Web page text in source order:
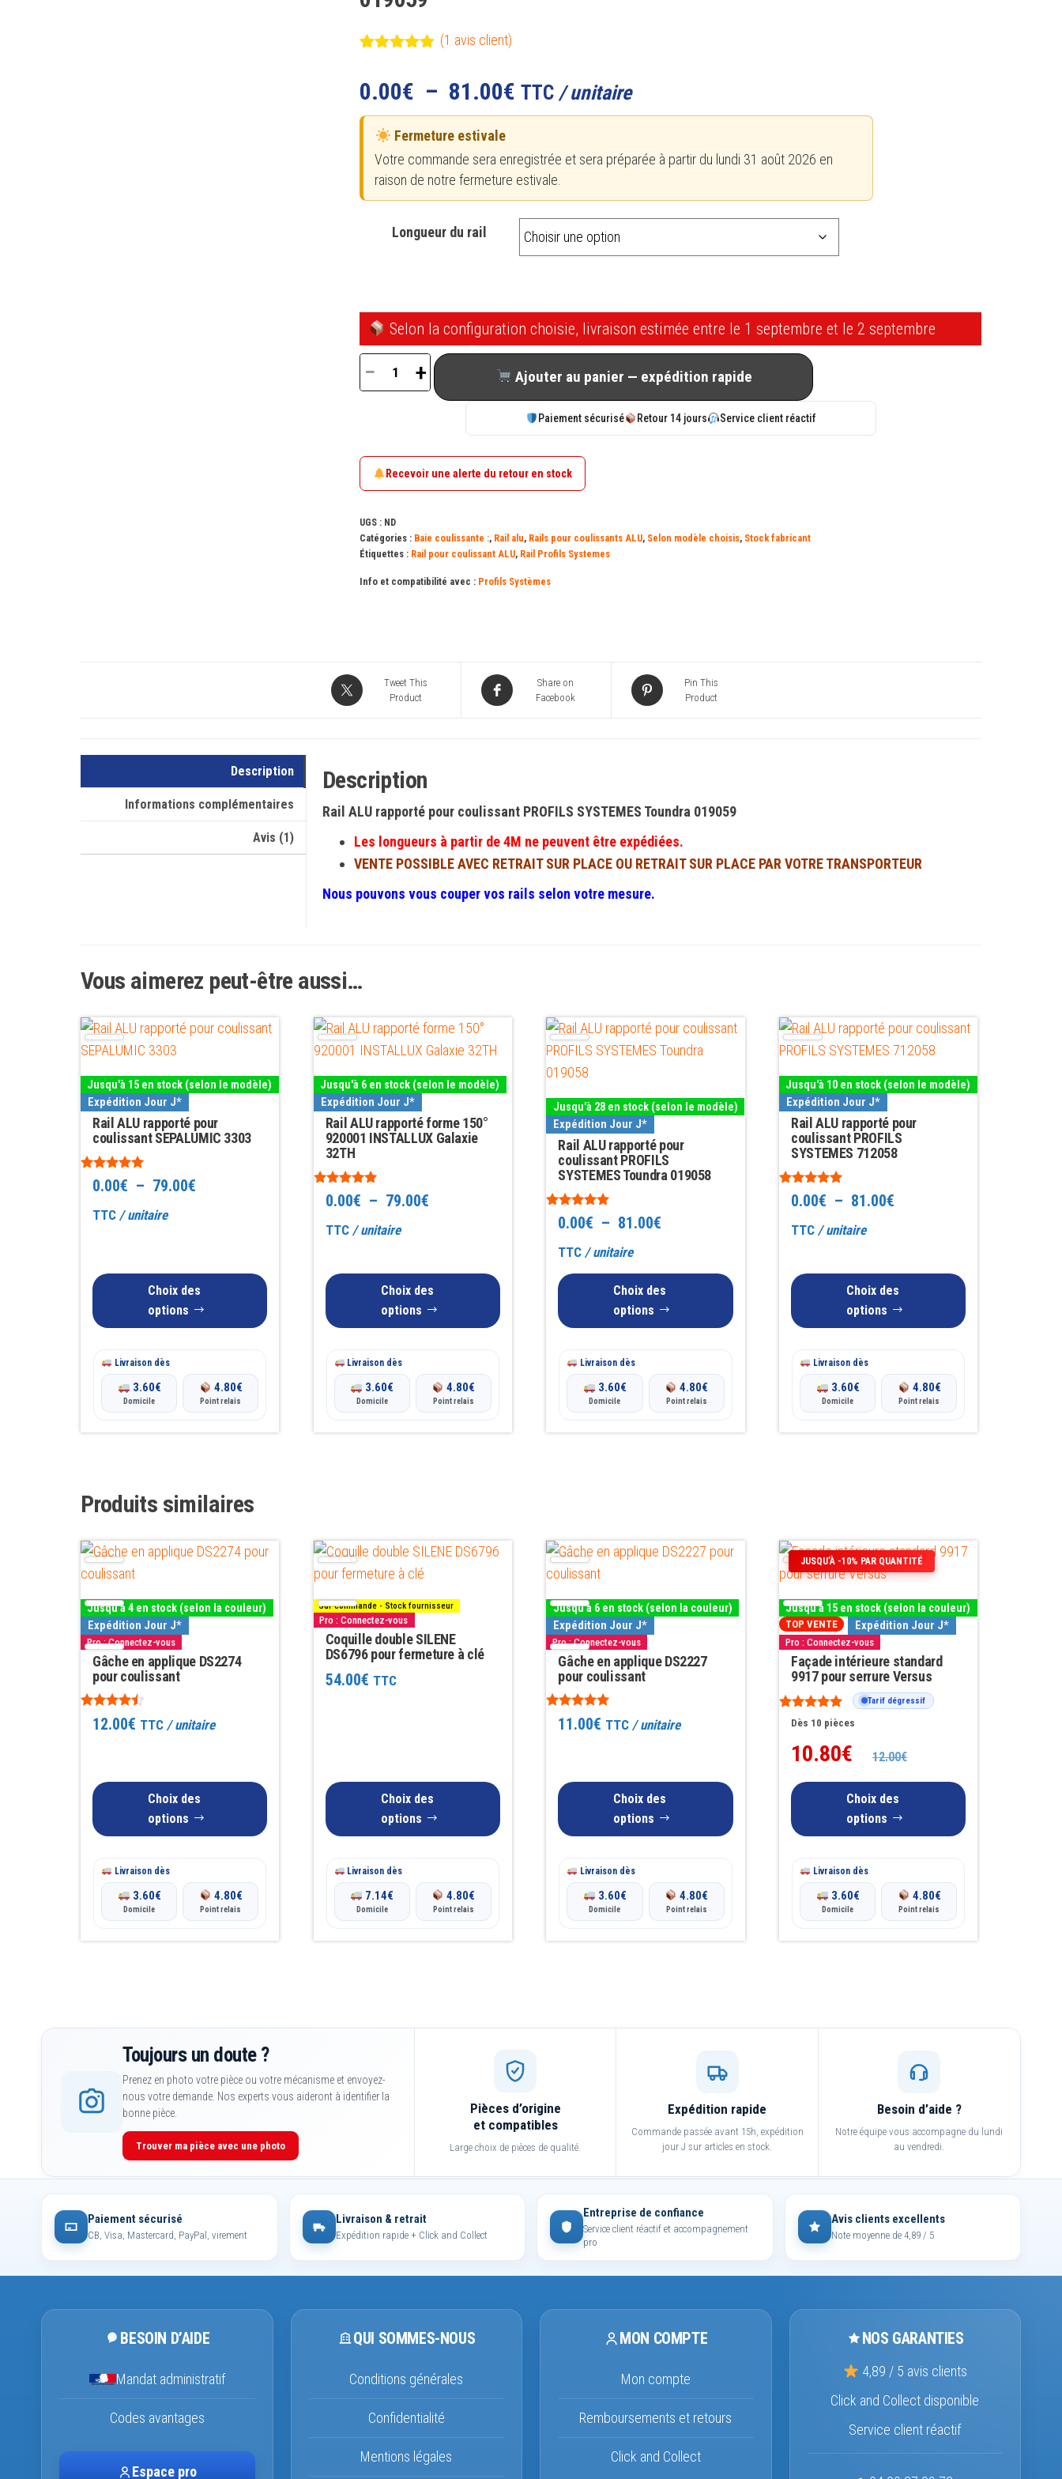
basé sur
notation
client
(1 avis client)
0.00€ – 81.00€ Plage
de
prix :
0.00€
à
81.00€
TTC / unitaire
Fermeture estivale
Votre commande sera enregistrée et sera préparée à partir du lundi 31 août 2026 en
raison de notre fermeture estivale.
Longueur du rail
Selon la configuration choisie, livraison estimée entre le 1 septembre et le 2 septembre
quantité
rapporté
pour
coulissant
PROFILS
SYSTEMES
Toundra
− + Ajouter au panier — expédition rapide
Paiement sécurisé Retour 14 jours Service client réactif
Recevoir une alerte du retour en stock
UGS : ND
Catégories : Baie coulissante :, Rail alu, Rails pour coulissants ALU, Selon modèle choisis, Stock fabricant
Étiquettes : Rail pour coulissant ALU, Rail Profils Systemes
Info et compatibilité avec : Profils Systèmes
Tweet This
Product
Share on
Facebook
Pin This
Product
Description
Informations complémentaires
Avis (1)
Description
Rail ALU rapporté pour coulissant PROFILS SYSTEMES Toundra 019059
Les longueurs à partir de 4M ne peuvent être expédiées.
VENTE POSSIBLE AVEC RETRAIT SUR PLACE OU RETRAIT SUR PLACE PAR VOTRE TRANSPORTEUR
Nous pouvons vous couper vos rails selon votre mesure.
Vous aimerez peut-être aussi…
Jusqu'à 15 en stock (selon le modèle)
Expédition Jour J*
Rail ALU rapporté pour
coulissant SEPALUMIC 3303
Note
5.000.00€ – 79.00€
0.00€
à
79.00€
TTC / unitaire
Choix des
options
Ce
produit
plusieurs
variations.
Les
options
peuvent
page
du
Livraison dès
3.60€
Domicile
4.80€
Point relais
Jusqu'à 6 en stock (selon le modèle)
Expédition Jour J*
Rail ALU rapporté forme 150°
920001 INSTALLUX Galaxie
32TH
Note
5.000.00€ – 79.00€Plage
0.00€
à
TTC/ unitaire
Choix des
options
Ce
produit
plusieurs
variations.
Les
options
peuvent
être
choisies
page
du
Livraison dès
3.60€
Domicile
4.80€
Point relais
Jusqu'à 28 en stock (selon le modèle)
Expédition Jour J*
Rail ALU rapporté pour
coulissant PROFILS
SYSTEMES Toundra 019058
Note
5.00
0.00€ – 81.00€
prix :
0.00€
TTC / unitaire
Choix des
options
Ce
produit
a
variations.
Les
options
peuvent
être
choisies
sur
page
du
Livraison dès
3.60€
Domicile
4.80€
Point relais
Jusqu'à 10 en stock (selon le modèle)
Expédition Jour J*
Rail ALU rapporté pour
coulissant PROFILS
SYSTEMES 712058
Note
5.000.00€ – 81.00€
0.00€
à
TTC / unitaire
Choix des
options
Ce
produit
plusieurs
variations.
Les
options
peuvent
être
choisies
page
du
Livraison dès
3.60€
Domicile
4.80€
Point relais
Produits similaires
Jusqu'à 4 en stock (selon la couleur)
Expédition Jour J*
Pro : Connectez-vous
Gâche en applique DS2274
pour coulissant
Note
4.3312.00€ TTC / unitaire
Choix des
options
Ce
produit
plusieurs
variations.
Les
options
peuvent
être
Livraison dès
3.60€
Domicile
4.80€
Point relais
Sur commande - Stock fournisseur
Pro : Connectez-vous
Coquille double SILENE
DS6796 pour fermeture à clé
54.00€ TTC
Choix des
options
Ce
produit
plusieurs
variations.
Les
options
Livraison dès
7.14€
Domicile
4.80€
Point relais
Jusqu'à 6 en stock (selon la couleur)
Expédition Jour J*
Pro : Connectez-vous
Gâche en applique DS2227
pour coulissant
Note
5.0011.00€ TTC / unitaire
Choix des
options
Ce
produit
plusieurs
variations.
Les
options
peuvent
être
Livraison dès
3.60€
Domicile
4.80€
Point relais
JUSQU’À -10% PAR QUANTITÉ
Jusqu'à 15 en stock (selon la couleur)
TOP VENTE Expédition Jour J*
Pro : Connectez-vous
Façade intérieure standard
9917 pour serrure Versus
Note
Tarif dégressif
Dès 10 pièces
10.80€ 12.00€
Choix des
options
Ce
produit
plusieurs
variations.
Les
options
peuvent
être
choisies
Livraison dès
3.60€
Domicile
4.80€
Point relais
Toujours un doute ?
Prenez en photo votre pièce ou votre mécanisme et envoyez-
nous votre demande. Nos experts vous aideront à identifier la
bonne pièce.
Trouver ma pièce avec une photo
Pièces d’origine
et compatibles
Large choix de pièces de qualité.
Expédition rapide
Commande passée avant 15h, expédition
jour J sur articles en stock.
Besoin d’aide ?
Notre équipe vous accompagne du lundi
au vendredi.
Paiement sécurisé
CB, Visa, Mastercard, PayPal, virement
Livraison & retrait
Expédition rapide + Click and Collect
Entreprise de confiance
Service client réactif et accompagnement
pro
Avis clients excellents
Note moyenne de 4,89 / 5
BESOIN D’AIDE
Mandat administratif
Codes avantages
Espace pro
QUI SOMMES-NOUS
Conditions générales
Confidentialité
Mentions légales
MON COMPTE
Mon compte
Remboursements et retours
Click and Collect
NOS GARANTIES
4,89 / 5 avis clients
Click and Collect disponible
Service client réactif